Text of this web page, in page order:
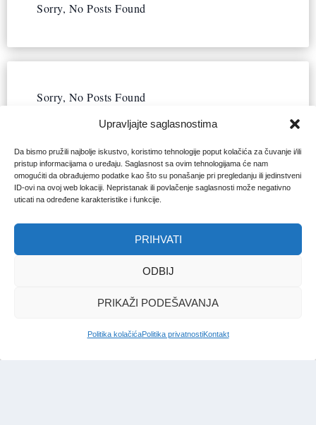
Upravljajte saglasnostima
Da bismo pružili najbolje iskustvo, koristimo tehnologije poput kolačića za čuvanje i/ili
pristup informacijama o uređaju. Saglasnost sa ovim tehnologijama će nam
omogućiti da obrađujemo podatke kao što su ponašanje pri pregledanju ili jedinstveni
ID-ovi na ovoj web lokaciji. Nepristanak ili povlačenje saglasnosti može negativno
uticati na određene karakteristike i funkcije.
PRIHVATI
ODBIJ
PRIKAŽI PODEŠAVANJA
Politika kolačićaPolitika privatnostiKontakt
Sorry, No Posts Found
Sorry, No Posts Found